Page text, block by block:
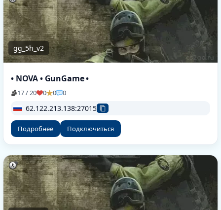
gg_5h_v2
• NOVA • GunGame •
17 / 20 0 0 0
62.122.213.138:27015
Подробнее Подключиться